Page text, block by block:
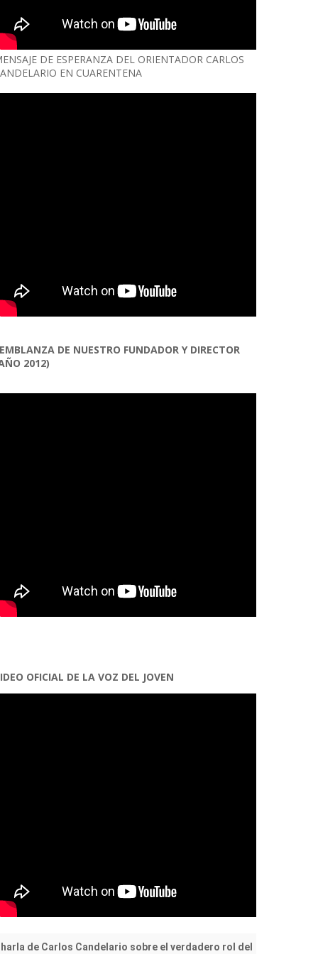
DE ESPERANZA DEL ORIENTADOR CARLOS
EN CUARENTENA
DE NUESTRO FUNDADOR Y DIRECTOR
2012)
OFICIAL DE LA VOZ DEL JOVEN
de Carlos Candelario sobre el verdadero rol del